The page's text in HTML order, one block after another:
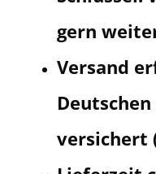
gern
Versand
versichert